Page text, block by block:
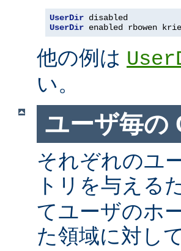
UserDir disabled
UserDir enabled rbowen
他の例は
い。
ユーザ毎の
それぞれのユ
トリを与える
てユーザのホ
た領域に対し